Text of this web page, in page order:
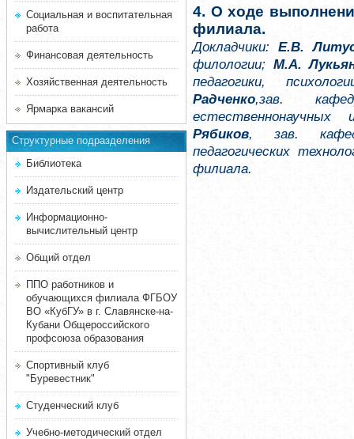
Социальная и воспитательная
работа
Финансовая деятельность
Хозяйственная деятельность
Ярмарка вакансий
Структурные подразделения
Библиотека
Издательский центр
Информационно-
вычислительный центр
Общий отдел
ППО работников и
обучающихся филиала ФГБОУ
ВО «КубГУ» в г. Славянске-на-
Кубани Общероссийского
профсоюза образования
Спортивный клуб
"Буревестник"
Студенческий клуб
Учебно-методический отдел
4. О ходе
филиала.
Докладчики: Е.В.
филологии; М.А.
педагогики,
Радченко,зав.
Рябиков, зав.
педагогических
филиала.